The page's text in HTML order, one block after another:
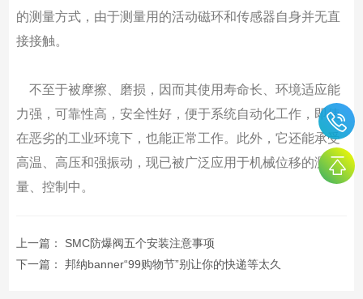
的测量方式，由于测量用的活动磁环和传感器自身并无直
接接触。
不至于被摩擦、磨损，因而其使用寿命长、环境适应能
力强，可靠性高，安全性好，便于系统自动化工作，即使
在恶劣的工业环境下，也能正常工作。此外，它还能承受
高温、高压和强振动，现已被广泛应用于机械位移的测
量、控制中。
上一篇： SMC防爆阀五个安装注意事项
下一篇： 邦纳banner“99购物节”别让你的快递等太久